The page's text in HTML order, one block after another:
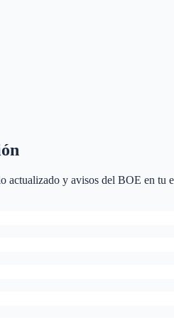
actualizado y avisos del BOE en tu